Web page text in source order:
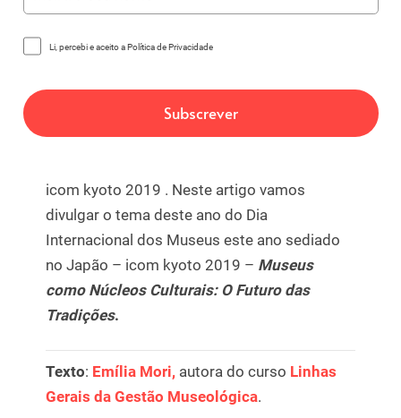
Li, percebi e aceito a Política de Privacidade
icom kyoto 2019 . Neste artigo vamos
divulgar o tema deste ano do Dia
Internacional dos Museus este ano sediado
no Japão – icom kyoto 2019 – Museus
como Núcleos Culturais: O Futuro das
Tradições.
Texto: Emília Mori, autora do curso Linhas
Gerais da Gestão Museológica.